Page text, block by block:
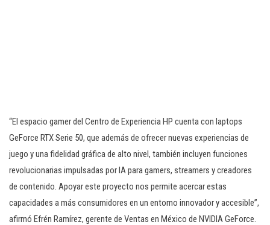
“El espacio gamer del Centro de Experiencia HP cuenta con laptops
GeForce RTX Serie 50, que además de ofrecer nuevas experiencias de
juego y una fidelidad gráfica de alto nivel, también incluyen funciones
revolucionarias impulsadas por IA para gamers, streamers y creadores
de contenido. Apoyar este proyecto nos permite acercar estas
capacidades a más consumidores en un entorno innovador y accesible”,
afirmó Efrén Ramírez, gerente de Ventas en México de NVIDIA GeForce.